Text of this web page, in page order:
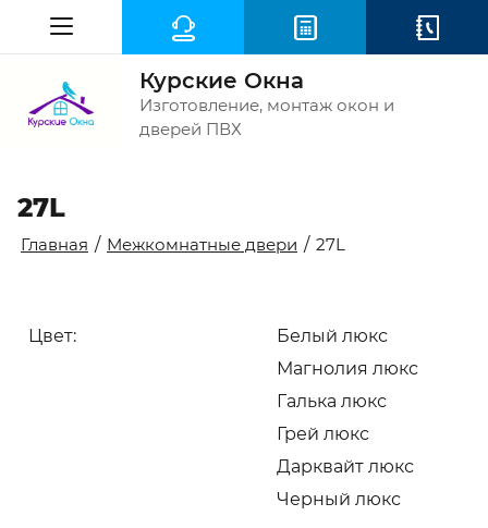
Курские Окна
Изготовление, монтаж окон и
дверей ПВХ
27L
Главная / Межкомнатные двери / 27L
Цвет:
Белый люкс
Магнолия люкс
Галька люкс
Грей люкс
Дарквайт люкс
Черный люкс